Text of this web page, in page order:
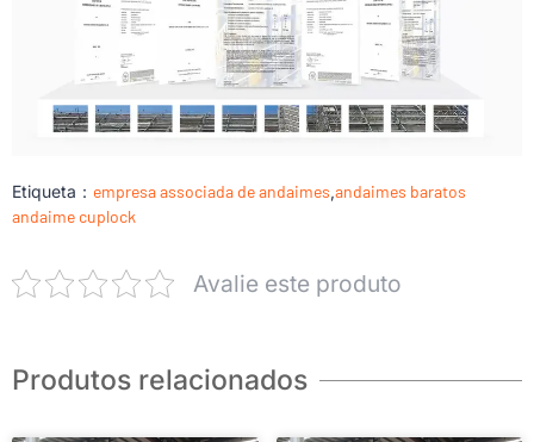
Etiqueta： empresa associada de andaimes,andaimes baratos
andaime cuplock
Avalie este produto
Produtos relacionados